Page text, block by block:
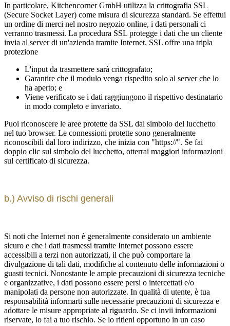
In particolare, Kitchencorner GmbH utilizza la crittografia SSL
(Secure Socket Layer) come misura di sicurezza standard. Se effettui
un ordine di merci nel nostro negozio online, i dati personali ci
verranno trasmessi. La procedura SSL protegge i dati che un cliente
invia al server di un'azienda tramite Internet. SSL offre una tripla
protezione
L'input da trasmettere sarà crittografato;
Garantire che il modulo venga rispedito solo al server che lo
ha aperto; e
Viene verificato se i dati raggiungono il rispettivo destinatario
in modo completo e invariato.
Puoi riconoscere le aree protette da SSL dal simbolo del lucchetto
nel tuo browser. Le connessioni protette sono generalmente
riconoscibili dal loro indirizzo, che inizia con "https://". Se fai
doppio clic sul simbolo del lucchetto, otterrai maggiori informazioni
sul certificato di sicurezza.
b.) Avviso di rischi generali
Si noti che Internet non è generalmente considerato un ambiente
sicuro e che i dati trasmessi tramite Internet possono essere
accessibili a terzi non autorizzati, il che può comportare la
divulgazione di tali dati, modifiche al contenuto delle informazioni o
guasti tecnici. Nonostante le ampie precauzioni di sicurezza tecniche
e organizzative, i dati possono essere persi o intercettati e/o
manipolati da persone non autorizzate. In qualità di utente, è tua
responsabilità informarti sulle necessarie precauzioni di sicurezza e
adottare le misure appropriate al riguardo. Se ci invii informazioni
riservate, lo fai a tuo rischio. Se lo ritieni opportuno in un caso